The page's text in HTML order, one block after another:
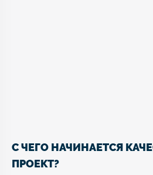
С ЧЕГО НАЧИНАЕТСЯ
ПРОЕКТ?